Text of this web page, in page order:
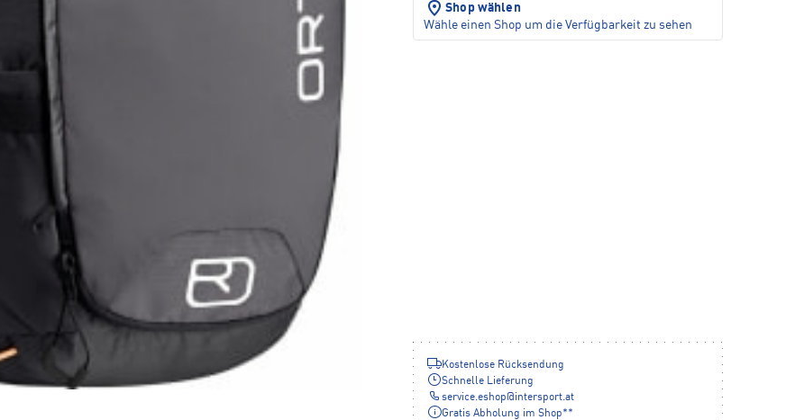
Shop wählen
Wähle einen Shop um die Verfügbarkeit zu sehen
Kostenlose Rücksendung
Schnelle Lieferung
service.eshop@intersport.at
Gratis Abholung im Shop**